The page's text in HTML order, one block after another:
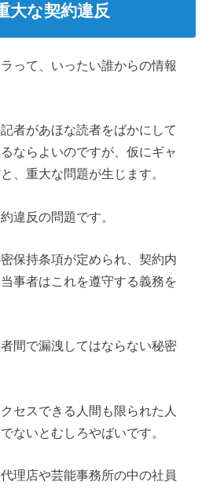
大な契約違反
って、いったい誰からの情報
者があほな読者をばかにして
ならよいのですが、仮にギャ
、重大な問題が生じます。
違反の問題です。
保持条項が定められ、契約内
事者はこれを遵守する義務を
間で漏洩してはならない秘密
セスできる人間も限られた人
ないとむしろやばいです。
理店や芸能事務所の中の社員